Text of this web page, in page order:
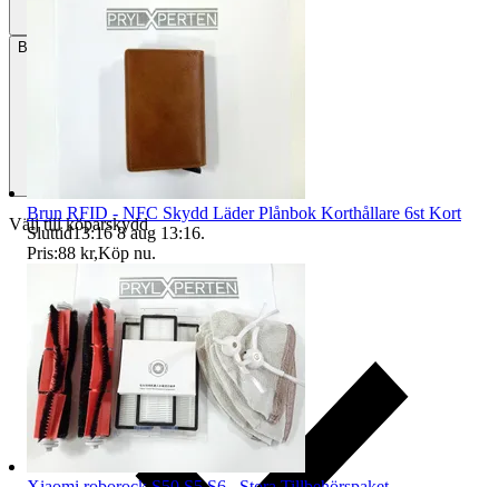
Betalning Via Tradera
Välj till köparskydd
Brun RFID - NFC Skydd Läder Plånbok Korthållare 6st Kort
Sluttid13:16 8 aug 13:16.
Pris:88 kr,Köp nu.